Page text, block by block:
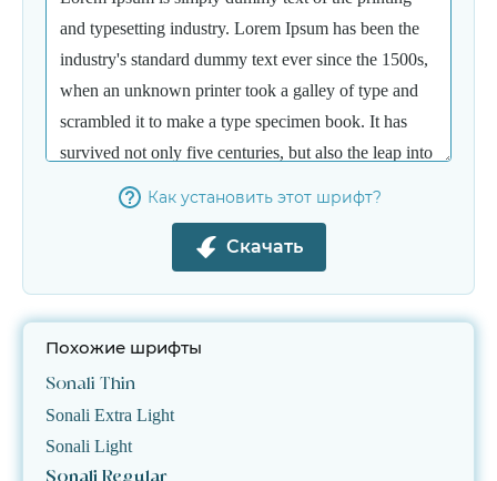
Как установить этот шрифт?
Скачать
Похожие шрифты
Sonali Thin
Sonali Extra Light
Sonali Light